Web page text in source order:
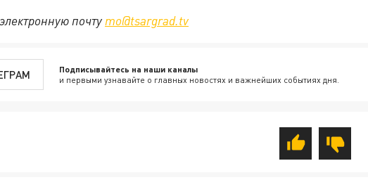
почту mo@tsargrad.tv
Подписывайтесь на наши каналы
и первыми узнавайте о главных новостях и важнейших событиях дня.